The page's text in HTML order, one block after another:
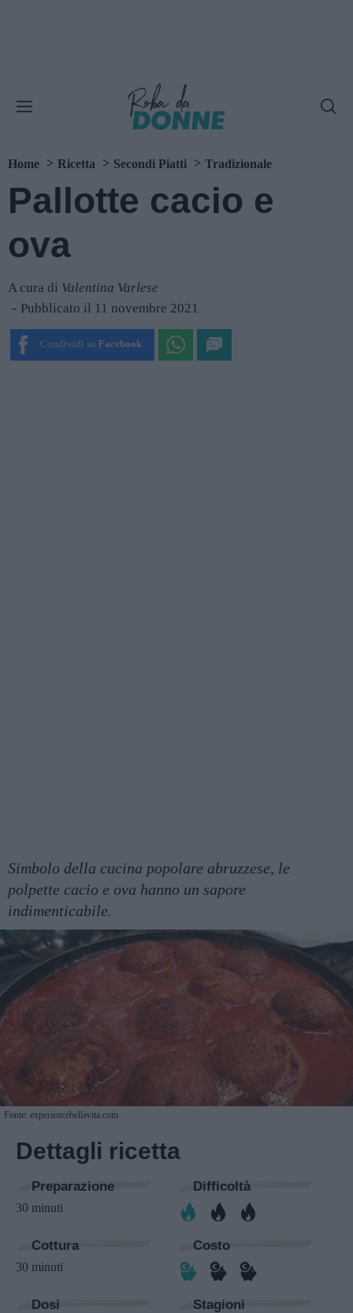
Home Ricetta Secondi Piatti Tradizionale
Pallotte cacio e
ova
A cura di Valentina Varlese
Pubblicato il 11 novembre 2021
Condividi su Facebook
Simbolo della cucina popolare abruzzese, le
polpette cacio e ova hanno un sapore
indimenticabile.
Fonte: experiencebellavita.com
Dettagli ricetta
Preparazione
30 minuti
Difficoltà
Cottura
30 minuti
Costo
Dosi Stagioni